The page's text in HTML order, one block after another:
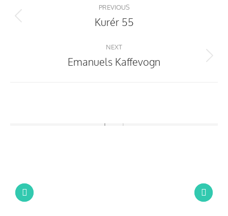
navigation
PREVIOUS
Previous
Kurér 55
NEXT
Next
Emanuels Kaffevogn